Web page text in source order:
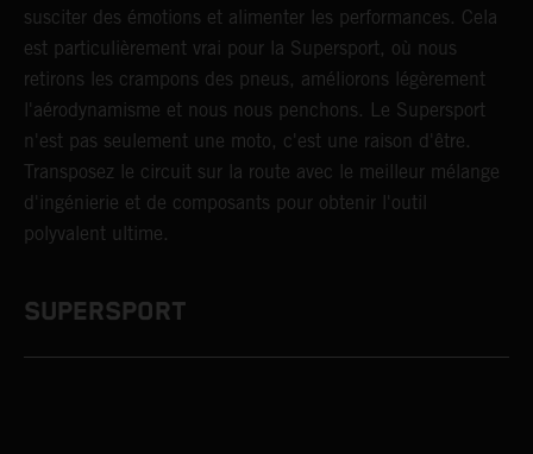
susciter des émotions et alimenter les performances. Cela
est particulièrement vrai pour la Supersport, où nous
retirons les crampons des pneus, améliorons légèrement
l'aérodynamisme et nous nous penchons. Le Supersport
n'est pas seulement une moto, c'est une raison d'être.
Transposez le circuit sur la route avec le meilleur mélange
d'ingénierie et de composants pour obtenir l'outil
polyvalent ultime.
SUPERSPORT